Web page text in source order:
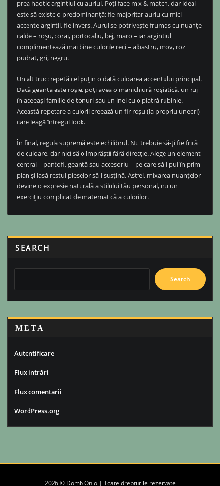
prea haotic argintiul cu auriul. Poți face mix & match, dar ideal
este să existe o predominanță: fie majoritar auriu cu mici
accente argintii, fie invers. Aurul se potrivește frumos cu nuanțe
calde – roșu, corai, portocaliu, bej, maro – iar argintiul
complimentează mai bine culorile reci – albastru, mov, roz
pudrat, gri, negru.
Un alt truc: repetă cel puțin o dată culoarea accentului principal.
Dacă geanta este roșie, poți avea o manichiură roșiatică, un ruj
în aceeași familie de tonuri sau un inel cu o piatră rubinie.
Această repetare a culorii creează un fir roșu (la propriu uneori)
care leagă întregul look.
În final, regula supremă este echilibrul. Nu trebuie să-ți fie frică
de culoare, dar nici să o împrăștii fără direcție. Alege un element
central – pantofi, geantă sau accesoriu – pe care să-l pui în prim-
plan și lasă restul pieselor să-l susțină. Astfel, mixarea nuanțelor
devine o expresie naturală a stilului tău personal, nu un
exercițiu complicat de matematică a culorilor.
SEARCH
Search
META
Autentificare
Flux intrări
Flux comentarii
WordPress.org
2026 © Domb Onjo | Toate drepturile rezervate